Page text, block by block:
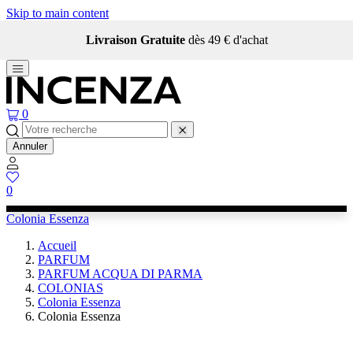
Skip to main content
Livraison Gratuite dès 49 € d'achat
0
Annuler
0
Colonia Essenza
Accueil
PARFUM
PARFUM ACQUA DI PARMA
COLONIAS
Colonia Essenza
Colonia Essenza